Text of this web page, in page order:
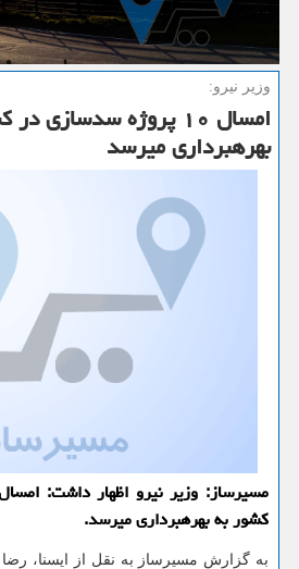
وزیر نیرو:
امسال ۱۰ پروژه سدسازی
بهره‎برداری می‎رسد
كشور به بهره‎برداری می‎رسد.
به گزارش مسیرساز به نقل از ایسنا، رضا